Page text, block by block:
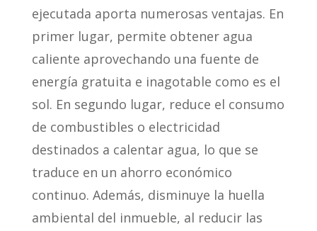
ejecutada aporta numerosas ventajas. En
primer lugar, permite obtener agua
caliente aprovechando una fuente de
energía gratuita e inagotable como es el
sol. En segundo lugar, reduce el consumo
de combustibles o electricidad
destinados a calentar agua, lo que se
traduce en un ahorro económico
continuo. Además, disminuye la huella
ambiental del inmueble, al reducir las